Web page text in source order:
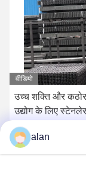
वीडियो
उच्च शक्ति और
उद्योग के लिए
तार स्क्रीन
सबसे अच्छी
alan